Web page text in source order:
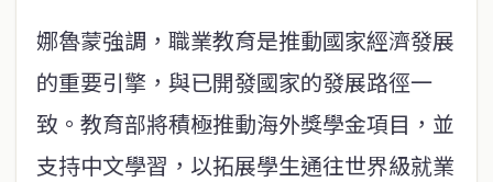
娜魯蒙強調，職業教育是推動國家經濟發展
的重要引擎，與已開發國家的發展路徑一
致。教育部將積極推動海外獎學金項目，並
支持中文學習，以拓展學生通往世界級就業